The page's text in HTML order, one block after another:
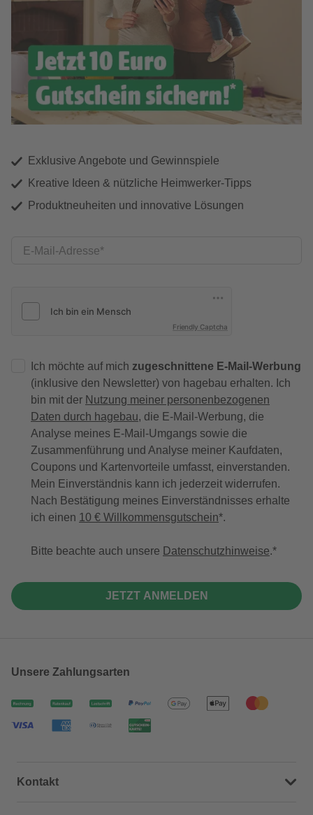
Exklusive Angebote und Gewinnspiele
Kreative Ideen & nützliche Heimwerker-Tipps
Produktneuheiten und innovative Lösungen
E-Mail-Adresse
Friendly Captcha
Ich möchte auf mich zugeschnittene E-Mail-Werbung
(inklusive den Newsletter) von hagebau erhalten. Ich
bin mit der Nutzung meiner personenbezogenen
Daten durch hagebau, die E-Mail-Werbung, die
Analyse meines E-Mail-Umgangs sowie die
Zusammenführung und Analyse meiner Kaufdaten,
Coupons und Kartenvorteile umfasst, einverstanden.
Mein Einverständnis kann ich jederzeit widerrufen.
Nach Bestätigung meines Einverständnisses erhalte
ich einen 10 € Willkommensgutschein*.
Bitte beachte auch unsere Datenschutzhinweise.
JETZT ANMELDEN
Unsere Zahlungsarten
Kontakt